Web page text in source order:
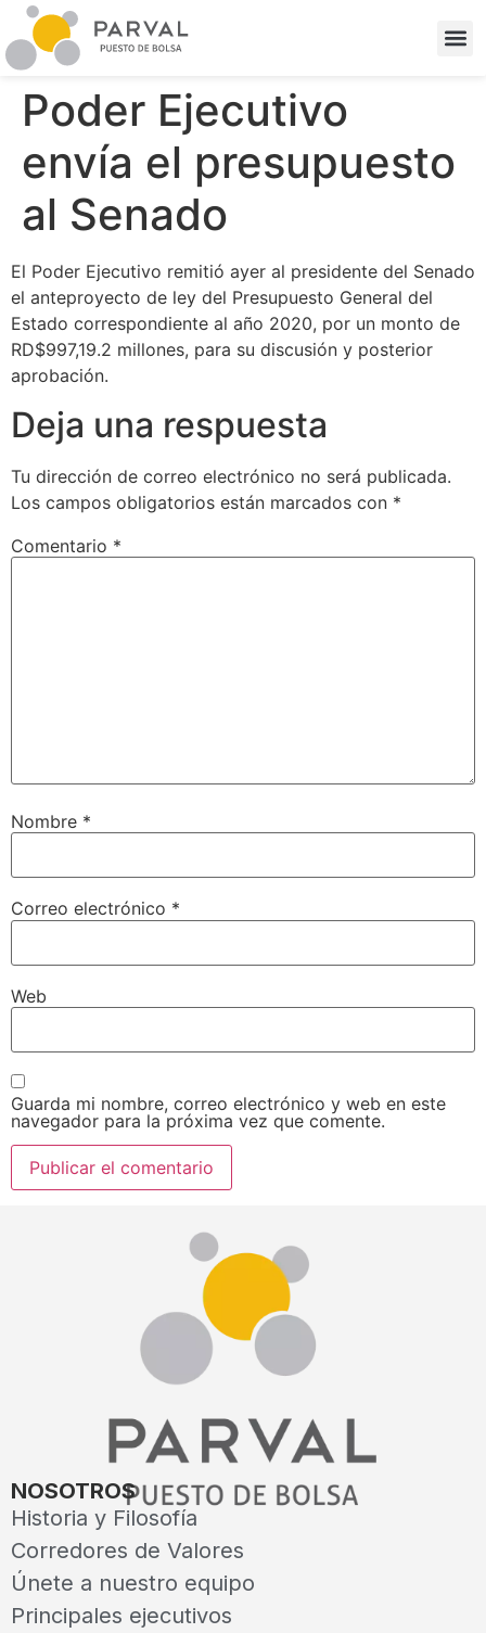
Poder Ejecutivo
envía el presupuesto
al Senado
El Poder Ejecutivo remitió ayer al presidente del Senado
el anteproyecto de ley del Presupuesto General del
Estado correspondiente al año 2020, por un monto de
RD$997,19.2 millones, para su discusión y posterior
aprobación.
Deja una respuesta
Tu dirección de correo electrónico no será publicada.
Los campos obligatorios están marcados con *
Comentario *
Nombre *
Correo electrónico *
Web
Guarda mi nombre, correo electrónico y web en este
navegador para la próxima vez que comente.
NOSOTROS
Historia y Filosofía
Corredores de Valores
Únete a nuestro equipo
Principales ejecutivos